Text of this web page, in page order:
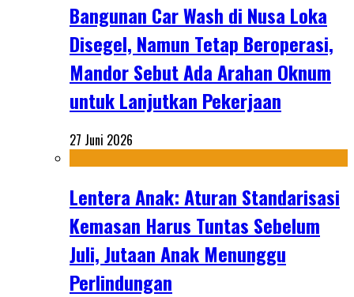
Bangunan Car Wash di Nusa Loka
Disegel, Namun Tetap Beroperasi,
Mandor Sebut Ada Arahan Oknum
untuk Lanjutkan Pekerjaan
27 Juni 2026
Lentera Anak: Aturan Standarisasi
Kemasan Harus Tuntas Sebelum
Juli, Jutaan Anak Menunggu
Perlindungan